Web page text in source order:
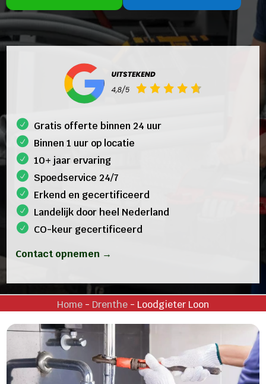
Gratis offerte binnen 24 uur
Binnen 1 uur op locatie
10+ jaar ervaring
Spoedservice 24/7
Erkend en gecertificeerd
Landelijk door heel Nederland
CO-keur gecertificeerd
Contact opnemen →
Home- Drenthe- Loodgieter Loon